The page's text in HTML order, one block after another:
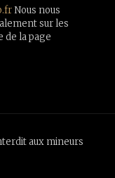
Nous nous
sur les
de la page
aux mineurs